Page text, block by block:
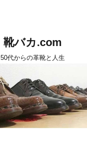
靴バカ.com
50代からの革靴と人生